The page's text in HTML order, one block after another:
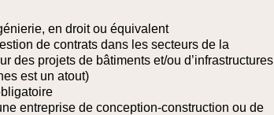
en droit ou équivalent
de contrats dans les secteurs de la
des projets de bâtiments et/ou d’infrastructures
est un atout)
entreprise de conception-construction ou de